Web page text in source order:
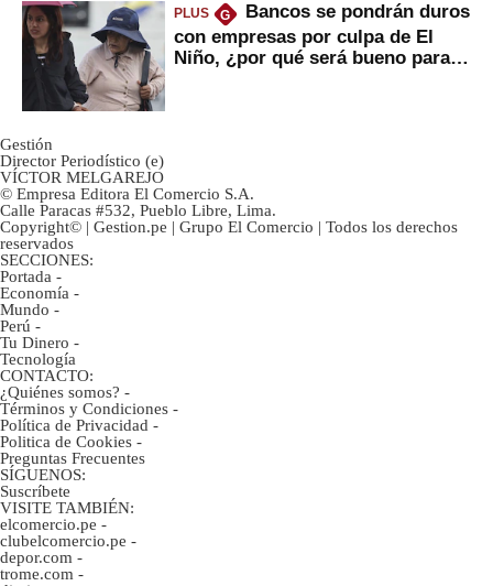
PLUS G
Bancos se pondrán duros
con empresas por culpa de El
Niño, ¿por qué será bueno para
Gestión
Director Periodístico (e)
VÍCTOR MELGAREJO
© Empresa Editora El Comercio S.A.
Calle Paracas #532, Pueblo Libre, Lima.
Copyright© | Gestion.pe | Grupo El Comercio | Todos los derechos
reservados
SECCIONES:
Portada -
Economía -
Mundo -
Perú -
Tu Dinero -
Tecnología
CONTACTO:
¿Quiénes somos? -
Términos y Condiciones -
Política de Privacidad -
Politica de Cookies -
Preguntas Frecuentes
SÍGUENOS:
Suscríbete
VISITE TAMBIÉN:
elcomercio.pe -
clubelcomercio.pe -
depor.com -
trome.com -